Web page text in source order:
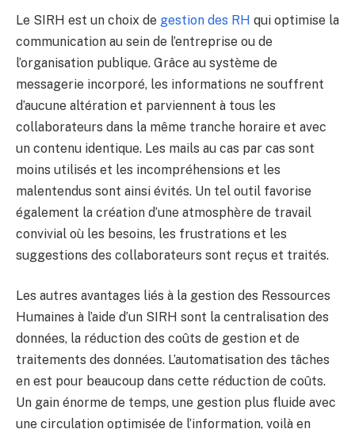
Le SIRH est un choix de gestion des RH qui optimise la
communication au sein de l’entreprise ou de
l’organisation publique. Grâce au système de
messagerie incorporé, les informations ne souffrent
d’aucune altération et parviennent à tous les
collaborateurs dans la même tranche horaire et avec
un contenu identique. Les mails au cas par cas sont
moins utilisés et les incompréhensions et les
malentendus sont ainsi évités. Un tel outil favorise
également la création d’une atmosphère de travail
convivial où les besoins, les frustrations et les
suggestions des collaborateurs sont reçus et traités.
Les autres avantages liés à la gestion des Ressources
Humaines à l’aide d’un SIRH sont la centralisation des
données, la réduction des coûts de gestion et de
traitements des données. L’automatisation des tâches
en est pour beaucoup dans cette réduction de coûts.
Un gain énorme de temps, une gestion plus fluide avec
une circulation optimisée de l’information, voilà en